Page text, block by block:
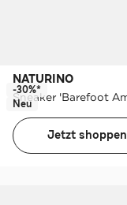
NATURINO
-30%*
Neu
Jetzt shoppen